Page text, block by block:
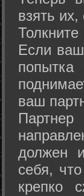
взять
Если
попытка
ваш
должен
себя,
крепко